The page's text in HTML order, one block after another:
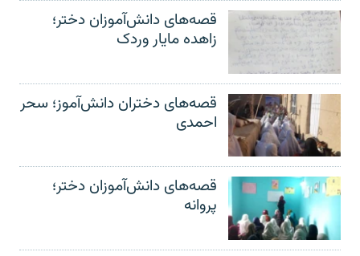
قصه‌های دانش‌آموزان دختر؛
زاهده مایار وردک
قصه‌های دختران دانش‌آموز؛ سحر
احمدی
قصه‌های دانش‌آموزان دختر؛
پروانه